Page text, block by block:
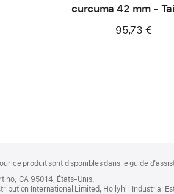
curcuma 42 mm -
95,73 €
ce produit sont disponibles dans le guide
CA 95014, États-Unis.
International Limited, Hollyhill Industrial